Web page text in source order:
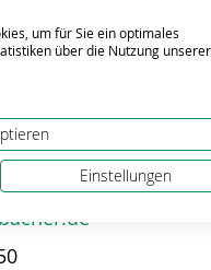
Produkt
um für Sie ein optimales
über die Nutzung unserer
Einstellungen